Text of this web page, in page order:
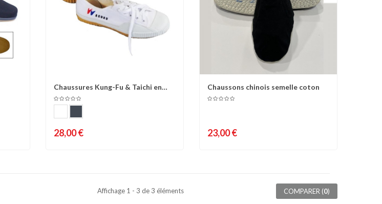
Comparer Liste d'envies
Chaussures Kung-Fu & Taichi en
toile
28,00 €
Comparer Liste d'envies
Chaussons chinois semelle coton
23,00 €
Affichage 1 - 3 de 3 éléments COMPARER (0)